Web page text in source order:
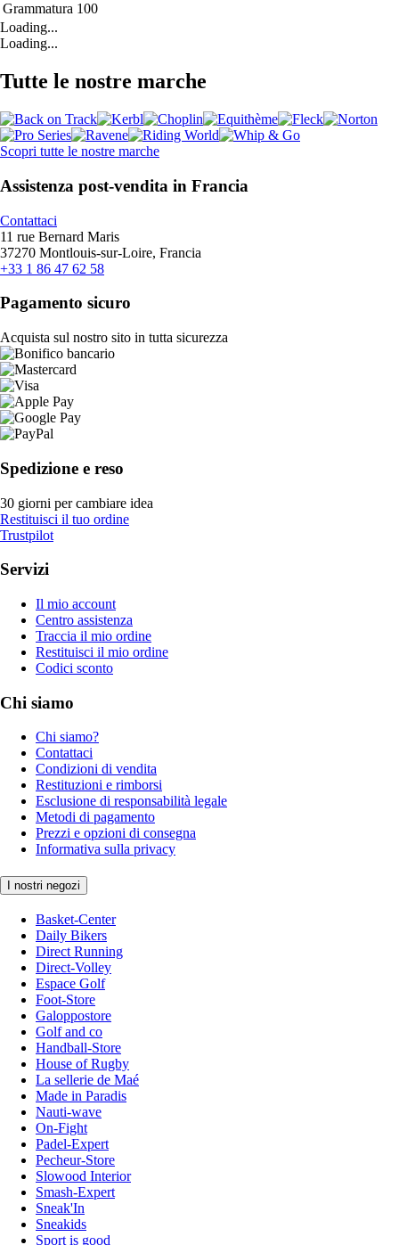
Grammatura 100
Loading...
Loading...
Tutte le nostre marche
Scopri tutte le nostre marche
Assistenza post-vendita in Francia
Contattaci
11 rue Bernard Maris
37270 Montlouis-sur-Loire, Francia
+33 1 86 47 62 58
Pagamento sicuro
Acquista sul nostro sito in tutta sicurezza
Spedizione e reso
30 giorni per cambiare idea
Restituisci il tuo ordine
Trustpilot
Servizi
Il mio account
Centro assistenza
Traccia il mio ordine
Restituisci il mio ordine
Codici sconto
Chi siamo
Chi siamo?
Contattaci
Condizioni di vendita
Restituzioni e rimborsi
Esclusione di responsabilità legale
Metodi di pagamento
Prezzi e opzioni di consegna
Informativa sulla privacy
I nostri negozi
Basket-Center
Daily Bikers
Direct Running
Direct-Volley
Espace Golf
Foot-Store
Galoppostore
Golf and co
Handball-Store
House of Rugby
La sellerie de Maé
Made in Paradis
Nauti-wave
On-Fight
Padel-Expert
Pecheur-Store
Slowood Interior
Smash-Expert
Sneak'In
Sneakids
Sport is good